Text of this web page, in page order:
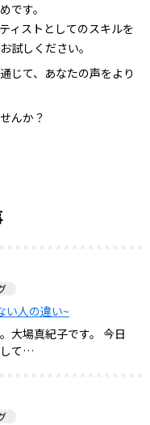
です。
ィストとしてのスキルを
試しください。
じて、あなたの声をより
んか？
い人の違い~
大場真紀子です。 今日
して…